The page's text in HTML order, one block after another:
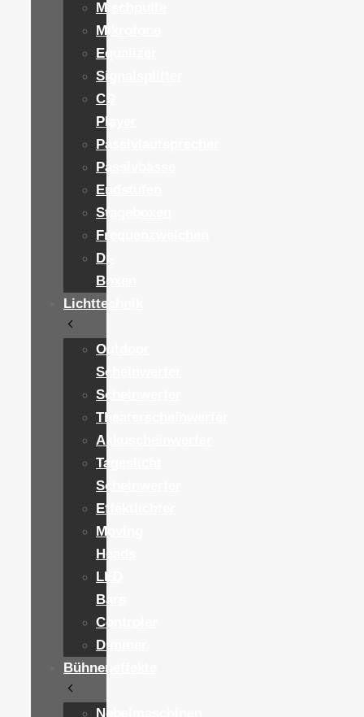
Mischpulte
Mikrofone
Equalizer
Signalsplitter
CD
Player
Passivlautsprecher
Passivbässe
Endstufen
Stageboxen
Frequenzweichen
DI-
Boxen
Lichttechnik
Outdoor
Scheinwerfer
Scheinwerfer
Theaterscheinwerfer
Akkuscheinwerfer
Tageslicht
Scheinwerfer
Effektlichter
Moving
Heads
LED
Bars
Controler
Dimmer
Bühneneffekte
Nebelmaschinen